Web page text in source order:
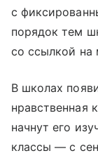
с
порядок тем
со ссылкой на
В школах
нравственная
начнут его
классы — с